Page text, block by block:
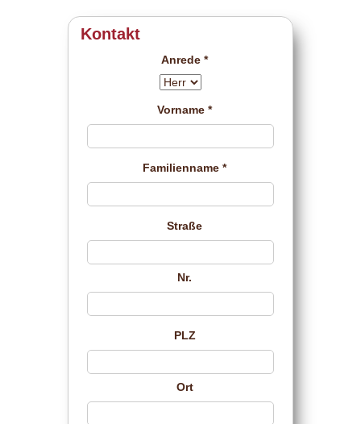
Kontakt
Anrede *
Vorname *
Familienname *
Straße
Nr.
PLZ
Ort